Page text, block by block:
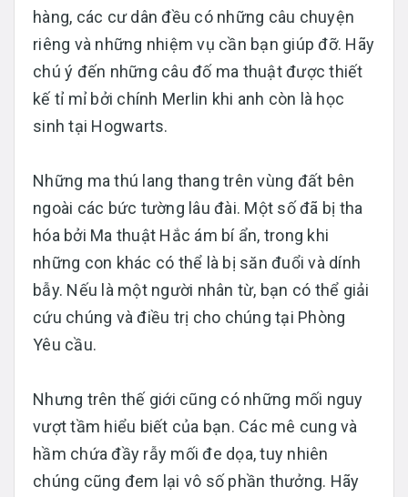
hàng, các cư dân đều có những câu chuyện
riêng và những nhiệm vụ cần bạn giúp đỡ. Hãy
chú ý đến những câu đố ma thuật được thiết
kế tỉ mỉ bởi chính Merlin khi anh còn là học
sinh tại Hogwarts.
Những ma thú lang thang trên vùng đất bên
ngoài các bức tường lâu đài. Một số đã bị tha
hóa bởi Ma thuật Hắc ám bí ẩn, trong khi
những con khác có thể là bị săn đuổi và dính
bẫy. Nếu là một người nhân từ, bạn có thể giải
cứu chúng và điều trị cho chúng tại Phòng
Yêu cầu.
Nhưng trên thế giới cũng có những mối nguy
vượt tầm hiểu biết của bạn. Các mê cung và
hầm chứa đầy rẫy mối đe dọa, tuy nhiên
chúng cũng đem lại vô số phần thưởng. Hãy